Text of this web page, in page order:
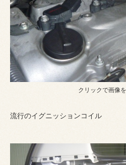
クリックで画像
流行のイグニッションコイル